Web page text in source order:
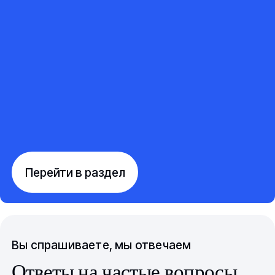
Перейти в раздел
Вы спрашиваете, мы отвечаем